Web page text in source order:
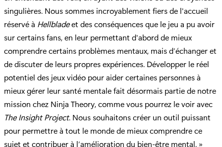
singulières. Nous sommes incroyablement fiers de l'accueil
réservé à Hellbladeet des conséquences que le jeu a pu avoir
sur certains fans, en leur permettant d'abord de mieux
comprendre certains problèmes mentaux, mais d’échanger et
de discuter de leurs propres expériences. Développer le réel
potentiel des jeux vidéo pour aider certaines personnes à
mieux gérer leur santé mentale fait désormais partie de notre
mission chez Ninja Theory, comme vous pourrez le voir avec
The Insight Project. Nous souhaitons créer un outil puissant
pour permettre à tout le monde de mieux comprendre ce
sujet et contribuer à l’amélioration du bien-être mental. »